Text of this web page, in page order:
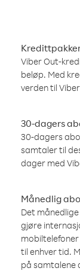
Viber Out-
beløp. Med
verden til
30-dagers
30-dagers
samtaler til
dager med
Månedlig
Det
gjøre
til enhver tid.
på samtalene